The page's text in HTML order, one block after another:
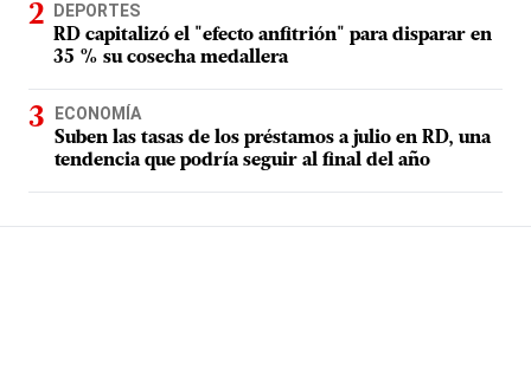
DEPORTES
RD capitalizó el "efecto anfitrión" para disparar en
35 % su cosecha medallera
ECONOMÍA
Suben las tasas de los préstamos a julio en RD, una
tendencia que podría seguir al final del año